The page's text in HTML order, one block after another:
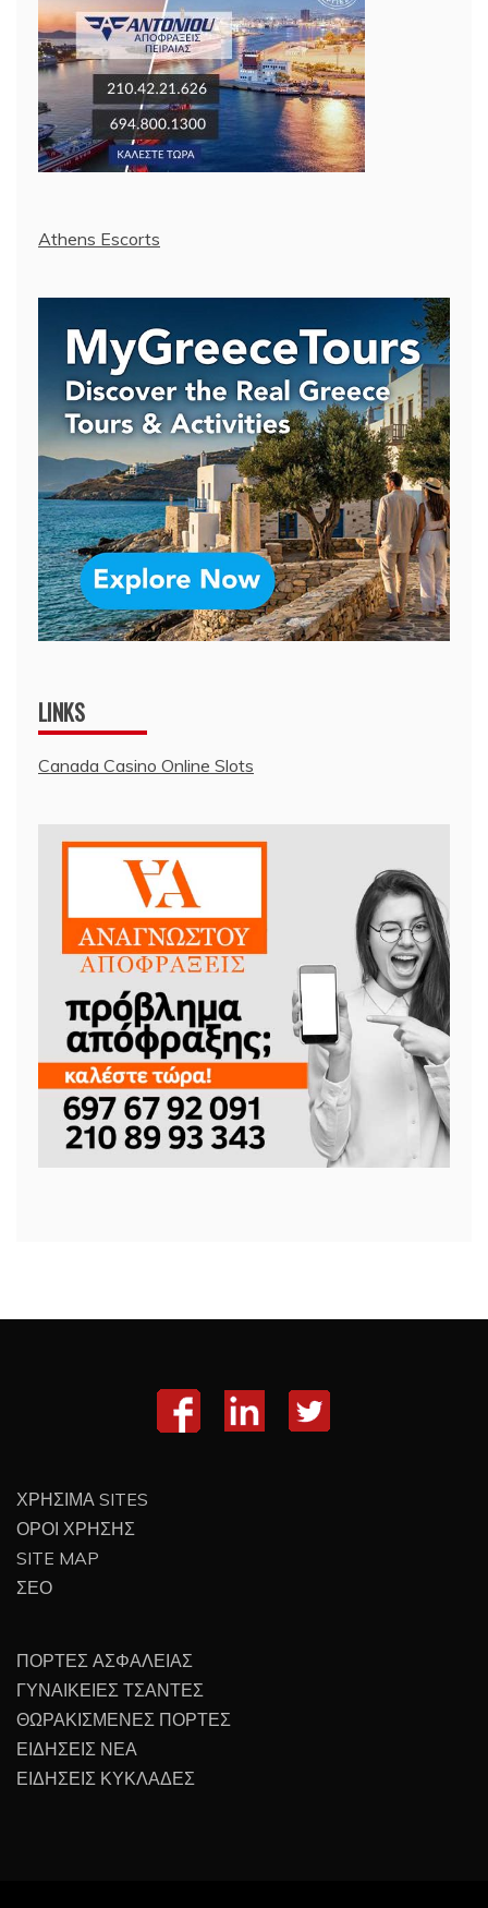
Athens Escorts
LINKS
Canada Casino Online Slots
ΧΡΗΣΙΜΑ SITES
ΟΡΟΙ ΧΡΗΣΗΣ
SITE MAP
ΣΕΟ
ΠΟΡΤΕΣ ΑΣΦΑΛΕΙΑΣ
ΓΥΝΑΙΚΕΙΕΣ ΤΣΑΝΤΕΣ
ΘΩΡΑΚΙΣΜΕΝΕΣ ΠΟΡΤΕΣ
ΕΙΔΗΣΕΙΣ ΝΕΑ
ΕΙΔΗΣΕΙΣ ΚΥΚΛΑΔΕΣ